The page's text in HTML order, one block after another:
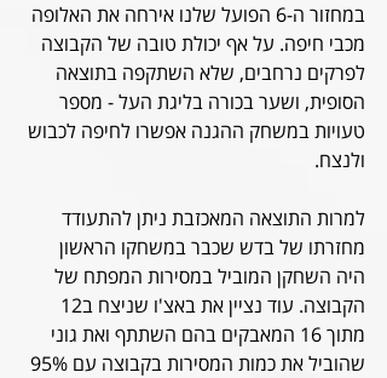
במחזור ה-6 הפועל שלנו אירחה את האלופה
מכבי חיפה. על אף יכולת טובה של הקבוצה
לפרקים נרחבים, שלא השתקפה בתוצאה
הסופית, ושער בכורה בליגת העל - מספר
טעויות במשחק ההגנה אפשרו לחיפה לכבוש
ולנצח.
למרות התוצאה המאכזבת ניתן להתעודד
מחזרתו של בדש שכבר במשחקו הראשון
היה השחקן המוביל במסירות המפתח של
מתוך 16 המאבקים בהם השתתף ואת גוני